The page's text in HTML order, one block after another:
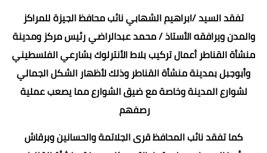
تفقد السيد /ابراهيم الشهابي نائب محافظ الجيزة للمراكز
والمدن ويرافقه الأستاذ / محمد عبدالراضي رئيس مركز ومدينة
منشأة القناطر أعمال تركيب بلاط الأنترلوك بشارعي الفلسطيني
وأبوجبل بمدينة منشأة القناطر وذلك لأظهار الشكل الجمالي
لشوارع المدينة وخاصة مع ضيق الشوارع مما يصعب عملية
رصفهم
كما تفقد نائب المحافظ قرى الجلاتمة والحسانين وبرقاش